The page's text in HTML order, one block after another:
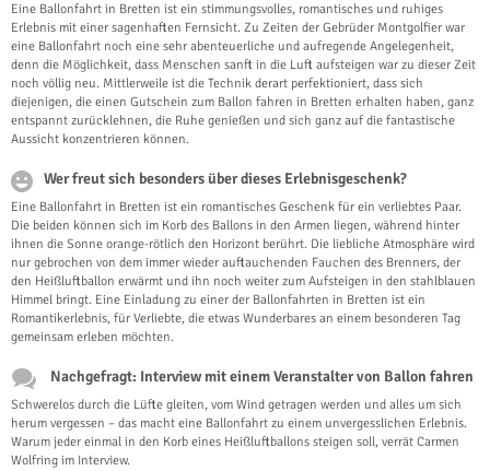
Eine Ballonfahrt in Bretten ist ein stimmungsvolles, romantisches und ruhiges
Erlebnis mit einer sagenhaften Fernsicht. Zu Zeiten der Gebrüder Montgolfier war
eine Ballonfahrt noch eine sehr abenteuerliche und aufregende Angelegenheit,
denn die Möglichkeit, dass Menschen sanft in die Luft aufsteigen war zu dieser Zeit
noch völlig neu. Mittlerweile ist die Technik derart perfektioniert, dass sich
diejenigen, die einen Gutschein zum Ballon fahren in Bretten erhalten haben, ganz
entspannt zurücklehnen, die Ruhe genießen und sich ganz auf die fantastische
Aussicht konzentrieren können.
Wer freut sich besonders über dieses Erlebnisgeschenk?
Eine Ballonfahrt in Bretten ist ein romantisches Geschenk für ein verliebtes Paar.
Die beiden können sich im Korb des Ballons in den Armen liegen, während hinter
ihnen die Sonne orange-rötlich den Horizont berührt. Die liebliche Atmosphäre wird
nur gebrochen von dem immer wieder auftauchenden Fauchen des Brenners, der
den Heißluftballon erwärmt und ihn noch weiter zum Aufsteigen in den stahlblauen
Himmel bringt. Eine Einladung zu einer der Ballonfahrten in Bretten ist ein
Romantikerlebnis, für Verliebte, die etwas Wunderbares an einem besonderen Tag
gemeinsam erleben möchten.
Nachgefragt: Interview mit einem Veranstalter von Ballon fahren
Schwerelos durch die Lüfte gleiten, vom Wind getragen werden und alles um sich
herum vergessen – das macht eine Ballonfahrt zu einem unvergesslichen Erlebnis.
Warum jeder einmal in den Korb eines Heißluftballons steigen soll, verrät Carmen
Wolfring im Interview.